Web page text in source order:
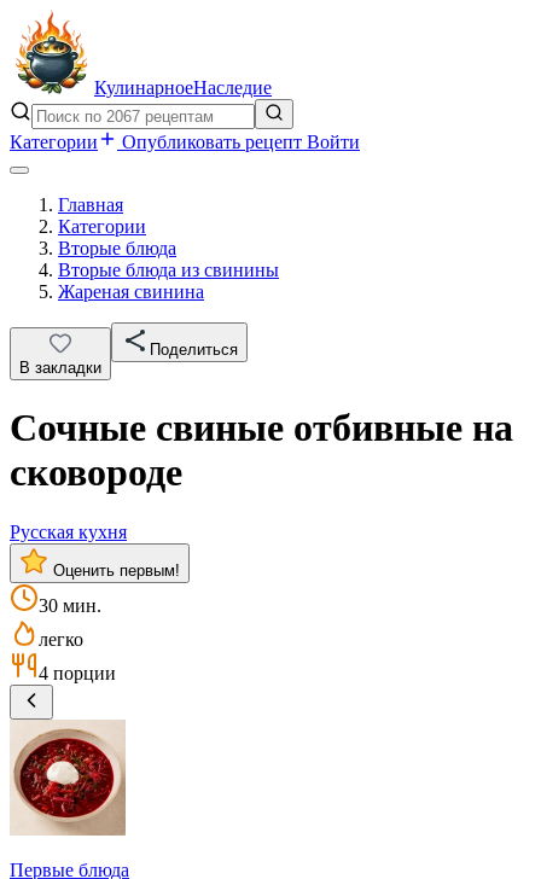
КулинарноеНаследие
Категории Опубликовать рецепт Войти
Главная
Категории
Вторые блюда
Вторые блюда из свинины
Жареная свинина
В закладки
Поделиться
Сочные cвиные отбивные на
сковороде
Русская кухня
Оценить первым!
30 мин.
легко
4 порции
Первые блюда